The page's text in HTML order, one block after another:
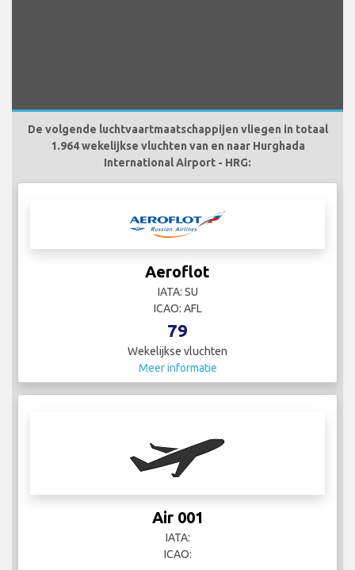
De volgende luchtvaartmaatschappijen vliegen in totaal
1.964 wekelijkse vluchten van en naar Hurghada
International Airport - HRG:
Aeroflot
IATA: SU
ICAO: AFL
79
Wekelijkse vluchten
Meer informatie
Air 001
IATA:
ICAO: